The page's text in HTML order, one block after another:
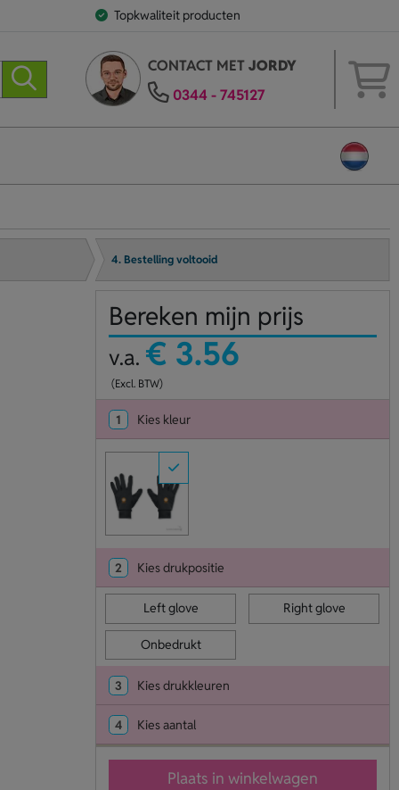
Topkwaliteit producten
CONTACT METJORDY
0344 - 745127
4. Bestelling voltooid
Bereken mijn prijs
v.a. € 3.56
(Excl. BTW)
1 Kies kleur
2 Kies drukpositie
Left glove Right glove
Onbedrukt
3 Kies drukkleuren
4 Kies aantal
Plaats in winkelwagen